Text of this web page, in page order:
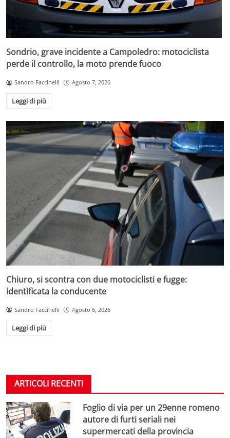
Sondrio, grave incidente a Campoledro: motociclista
perde il controllo, la moto prende fuoco
Sandro Faccinelli Agosto 7, 2026
Leggi di più
Chiuro, si scontra con due motociclisti e fugge:
identificata la conducente
Sandro Faccinelli Agosto 6, 2026
Leggi di più
ARTICOLI RECENTI
Foglio di via per un 29enne romeno
autore di furti seriali nei
supermercati della provincia